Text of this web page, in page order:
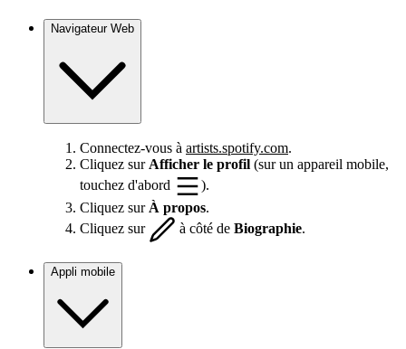
Navigateur Web
Connectez-vous à artists.spotify.com.
Cliquez sur Afficher le profil (sur un appareil mobile,
touchez d'abord
).
Cliquez sur À propos.
Cliquez sur
à côté de Biographie.
Appli mobile